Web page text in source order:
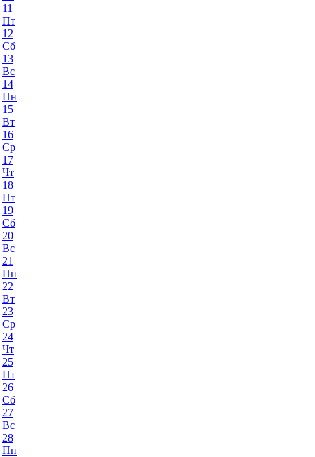
11
Пт
12
Сб
13
Вс
14
Пн
15
Вт
16
Ср
17
Чт
18
Пт
19
Сб
20
Вс
21
Пн
22
Вт
23
Ср
24
Чт
25
Пт
26
Сб
27
Вс
28
Пн